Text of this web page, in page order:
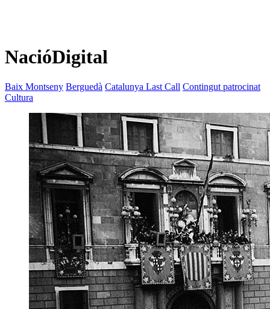
NacióDigital
Baix Montseny Berguedà Catalunya Last Call Contingut patrocinat
Cultura